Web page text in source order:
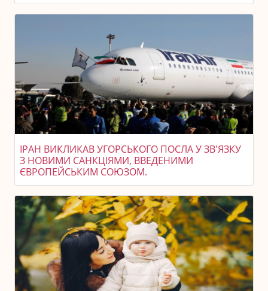
ІРАН ВИКЛИКАВ УГОРСЬКОГО ПОСЛА У ЗВ'ЯЗКУ
З НОВИМИ САНКЦІЯМИ, ВВЕДЕНИМИ
ЄВРОПЕЙСЬКИМ СОЮЗОМ.